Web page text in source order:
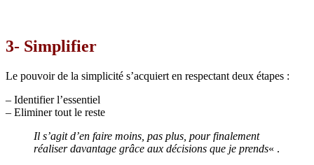
3- Simplifier
Le pouvoir de la simplicité s’acquiert en respectant deux étapes :
– Identifier l’essentiel
– Eliminer tout le reste
Il s’agit d’en faire moins, pas plus, pour finalement
réaliser davantage grâce aux décisions que je prends« .